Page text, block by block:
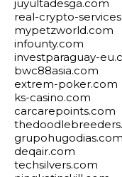
juyultadesga.com
real-crypto-
mypetzworld.com
infounty.com
investparaguay-
bwc88asia.com
extrem-poker.com
ks-casino.com
carcarepoints.com
grupohugodias.com
deqair.com
techsilvers.com